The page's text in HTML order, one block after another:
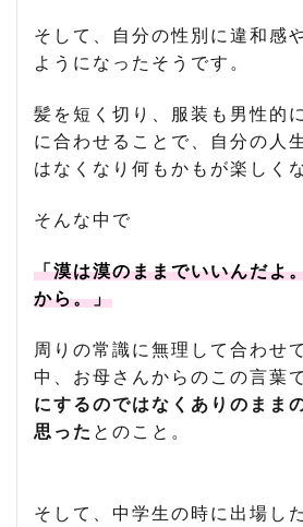
そして、自分の性別に違和感
ようになったそうです。
髪を短く切り、服装も男性的
に合わせることで、自分の人
はなくなり何もかもが楽しく
そんな中で
「漠は漠のままでいいんだよ
から。」
周りの常識に無理して合わせ
中、お母さんからのこの言葉で
にするのではなくありのまま
思った とのこと。
そして、中学生の時に出場し